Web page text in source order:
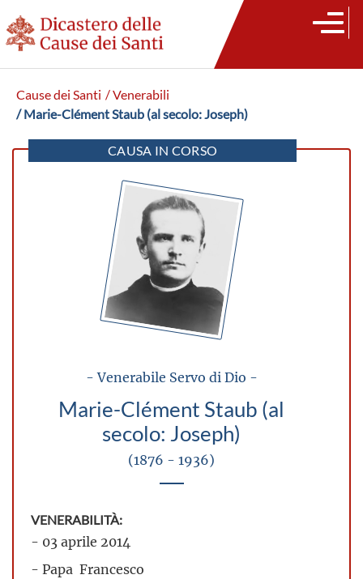
Cause dei Santi / Venerabili
/ Marie-Clément Staub (al secolo: Joseph)
CAUSA IN CORSO
- Venerabile Servo di Dio -
Marie-Clément Staub (al
secolo: Joseph)
(1876 - 1936)
VENERABILITÀ:
- 03 aprile 2014
- Papa Francesco